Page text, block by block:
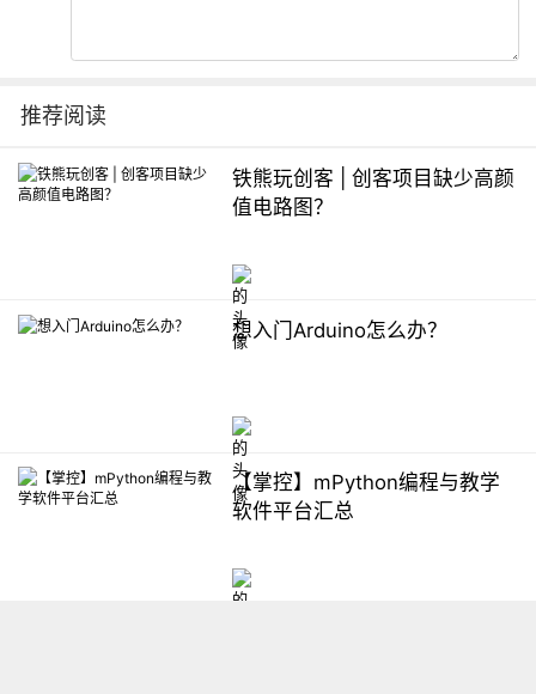
推荐阅读
铁熊玩创客 | 创客项目缺少高颜
值电路图？
想入门Arduino怎么办？
【掌控】mPython编程与教学
软件平台汇总